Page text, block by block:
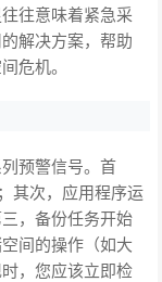
往意味着紧急采
解决方案，帮助
危机。
预警信号。首
其次，应用程序运
，备份任务开始
间的操作（如大
，您应该立即检